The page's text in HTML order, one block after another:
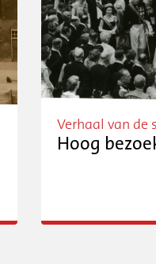
Verhaal van de
Hoog